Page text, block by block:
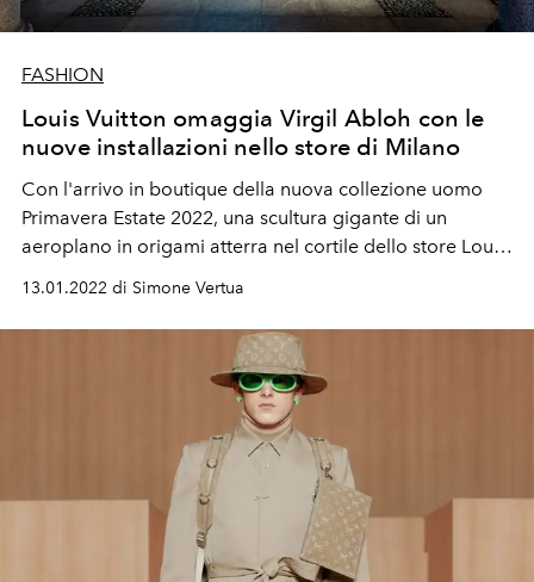
FASHION
Louis Vuitton omaggia Virgil Abloh con le
nuove installazioni nello store di Milano
Con l'arrivo in boutique della nuova collezione uomo
Primavera Estate 2022, una scultura gigante di un
aeroplano in origami atterra nel cortile dello store Louis
Vuitton di via Montenapleone per celebrare la collezione
scomparso.
13.01.2022 di Simone Vertua